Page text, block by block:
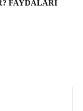
FAYDALARI